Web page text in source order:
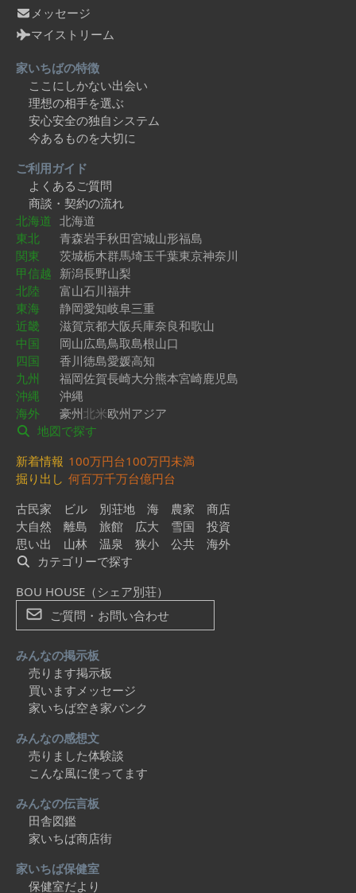
メッセージ
マイストリーム
家いちばの特徴
ここにしかない出会い
理想の相手を選ぶ
安心安全の独自システム
今あるものを大切に
ご利用ガイド
よくあるご質問
商談・契約の流れ
北海道 北海道
東北
青森岩手秋田宮城山形福島
関東
茨城栃木群馬埼玉千葉東京神奈川
甲信越 新潟長野山梨
北陸
富山石川福井
東海
静岡愛知岐阜三重
近畿
滋賀京都大阪兵庫奈良和歌山
中国
岡山広島鳥取島根山口
四国
香川徳島愛媛高知
九州
福岡佐賀長崎大分熊本宮崎鹿児島
沖縄
沖縄
海外
豪州北米欧州アジア
地図で探す
新着情報 100万円台100万円未満
掘り出し 何百万千万台億円台
古民家
ビル 別荘地 海 農家
商店
大自然
離島 旅館 広大 雪国
投資
思い出
山林 温泉 狭小 公共
海外
カテゴリーで探す
BOU HOUSE（シェア別荘）
ご質問・お問い合わせ
みんなの掲示板
売ります掲示板
買いますメッセージ
家いちば空き家バンク
みんなの感想文
売りました体験談
こんな風に使ってます
みんなの伝言板
田舎図鑑
家いちば商店街
家いちば保健室
保健室だより